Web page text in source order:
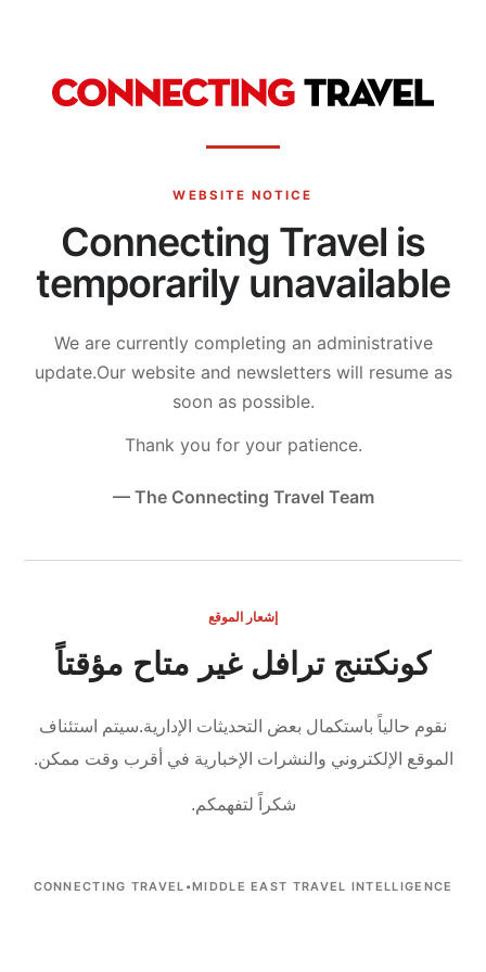
WEBSITE NOTICE
Connecting Travel is
temporarily unavailable
We are currently completing an administrative
update.Our website and newsletters will resume as
soon as possible.
Thank you for your patience.
— The Connecting Travel Team
إشعار الموقع
كونكتنج ترافل غير متاح مؤقتاً
نقوم حالياً باستكمال بعض التحديثات الإدارية.سيتم استئناف
الموقع الإلكتروني والنشرات الإخبارية في أقرب وقت ممكن.
شكراً لتفهمكم.
CONNECTING TRAVEL •MIDDLE EAST TRAVEL INTELLIGENCE